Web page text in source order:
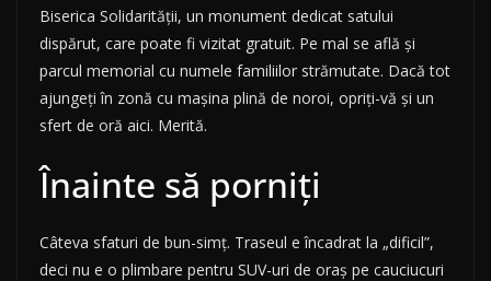
Biserica Solidarității, un monument dedicat satului
dispărut, care poate fi vizitat gratuit. Pe mal se află și
parcul memorial cu numele familiilor strămutate. Dacă tot
ajungeți în zonă cu mașina plină de noroi, opriți-vă și un
sfert de oră aici. Merită.
Înainte să porniți
Câteva sfaturi de bun-simț. Traseul e încadrat la „dificil”,
deci nu e o plimbare pentru SUV-uri de oraș pe cauciucuri